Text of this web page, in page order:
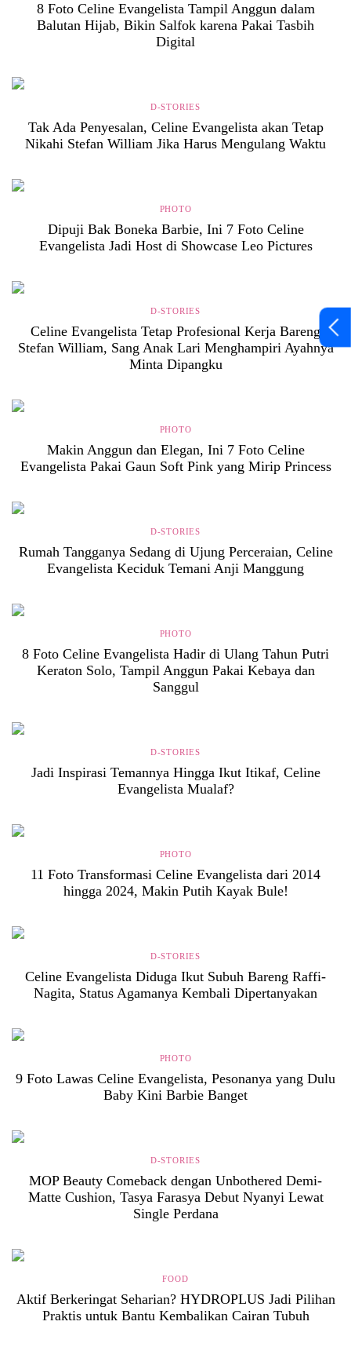
8 Foto Celine Evangelista Tampil Anggun dalam
Balutan Hijab, Bikin Salfok karena Pakai Tasbih
Digital
D-STORIES
Tak Ada Penyesalan, Celine Evangelista akan Tetap
Nikahi Stefan William Jika Harus Mengulang Waktu
PHOTO
Dipuji Bak Boneka Barbie, Ini 7 Foto Celine
Evangelista Jadi Host di Showcase Leo Pictures
D-STORIES
Celine Evangelista Tetap Profesional Kerja Bareng
Stefan William, Sang Anak Lari Menghampiri Ayahnya
Minta Dipangku
PHOTO
Makin Anggun dan Elegan, Ini 7 Foto Celine
Evangelista Pakai Gaun Soft Pink yang Mirip Princess
D-STORIES
Rumah Tangganya Sedang di Ujung Perceraian, Celine
Evangelista Keciduk Temani Anji Manggung
PHOTO
8 Foto Celine Evangelista Hadir di Ulang Tahun Putri
Keraton Solo, Tampil Anggun Pakai Kebaya dan
Sanggul
D-STORIES
Jadi Inspirasi Temannya Hingga Ikut Itikaf, Celine
Evangelista Mualaf?
PHOTO
11 Foto Transformasi Celine Evangelista dari 2014
hingga 2024, Makin Putih Kayak Bule!
D-STORIES
Celine Evangelista Diduga Ikut Subuh Bareng Raffi-
Nagita, Status Agamanya Kembali Dipertanyakan
PHOTO
9 Foto Lawas Celine Evangelista, Pesonanya yang Dulu
Baby Kini Barbie Banget
D-STORIES
MOP Beauty Comeback dengan Unbothered Demi-
Matte Cushion, Tasya Farasya Debut Nyanyi Lewat
Single Perdana
FOOD
Aktif Berkeringat Seharian? HYDROPLUS Jadi Pilihan
Praktis untuk Bantu Kembalikan Cairan Tubuh